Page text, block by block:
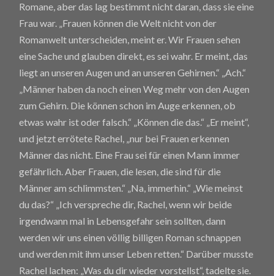
Romane, aber das lag bestimmt nicht daran, dass sie eine
Frau war. „Frauen können die Welt nicht von der
Romanwelt unterscheiden, meint er. Wir Frauen sehen
eine Sache und glauben direkt, es sei wahr. Er meint, das
liegt an unseren Augen und an unseren Gehirnen.“ „Ach.“
„Männer haben da noch einen Weg mehr von den Augen
zum Gehirn. Die können schon im Auge erkennen, ob
etwas wahr ist oder falsch.“ „Können die das.“ „Er meint“,
und jetzt errötete Rachel, „nur bei Frauen erkennen
Männer das nicht. Eine Frau sei für einen Mann immer
gefährlich. Aber Frauen, die lesen, die sind für die
Männer am schlimmsten.“ „Na, immerhin.“ „Wie meinst
du das?“ „Ich verspreche dir, Rachel, wenn wir beide
irgendwann mal in Lebensgefahr sein sollten, dann
werden wir uns einen völlig billigen Roman schnappen
und werden mit ihm unser Leben retten.“ Darüber musste
Rachel lachen: „Was du dir wieder vorstellst“, tadelte sie.